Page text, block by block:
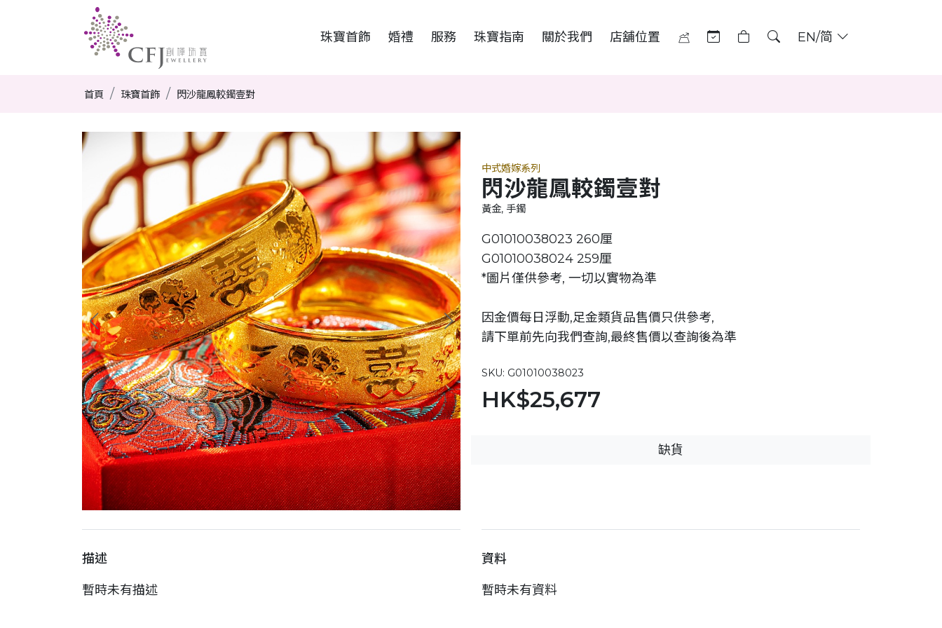
珠寶首飾 婚禮 服務 珠寶指南 關於我們 店舖位置 EN/简
首頁 珠寶首飾 閃沙龍鳳較鐲壹對
中式婚嫁系列
閃沙龍鳳較鐲壹對
黃金, 手鐲
G01010038023 260厘
G01010038024 259厘
*圖片僅供參考, 一切以實物為準
因金價每日浮動,足金類貨品售價只供參考,
請下單前先向我們查詢,最終售價以查詢後為準
SKU: G01010038023
HK$25,677
缺貨
描述
暫時未有描述
資料
暫時未有資料